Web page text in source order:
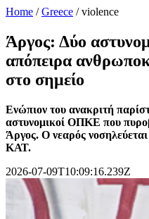
Home /Greece /violence
Άργος: Δύο
απόπειρα
στο σημείο
Ενώπιον του ανακριτή
αστυνομικοί ΟΠΚΕ που
Άργος. Ο νεαρός
ΚΑΤ.
2026-07-09T10:09:16.239Z